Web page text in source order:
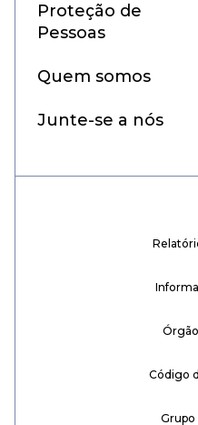
Proteção de
Pessoas
Quem somos
Junte-se a nós
Código
Grupo